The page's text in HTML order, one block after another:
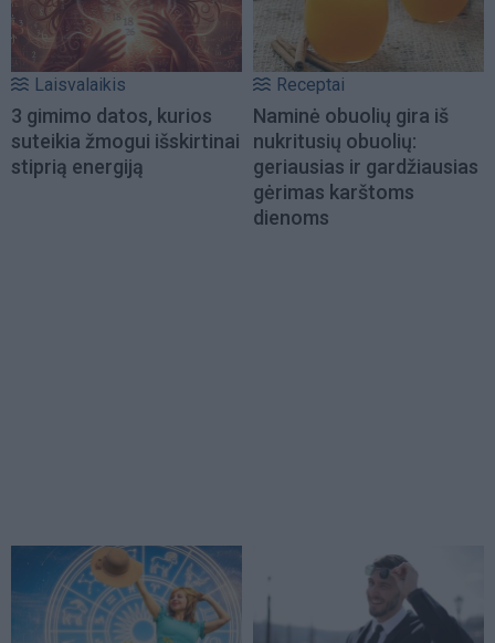
Laisvalaikis
3 gimimo datos, kurios
suteikia žmogui išskirtinai
stiprią energiją
Receptai
Naminė obuolių gira iš
nukritusių obuolių:
geriausias ir gardžiausias
gėrimas karštoms
dienoms